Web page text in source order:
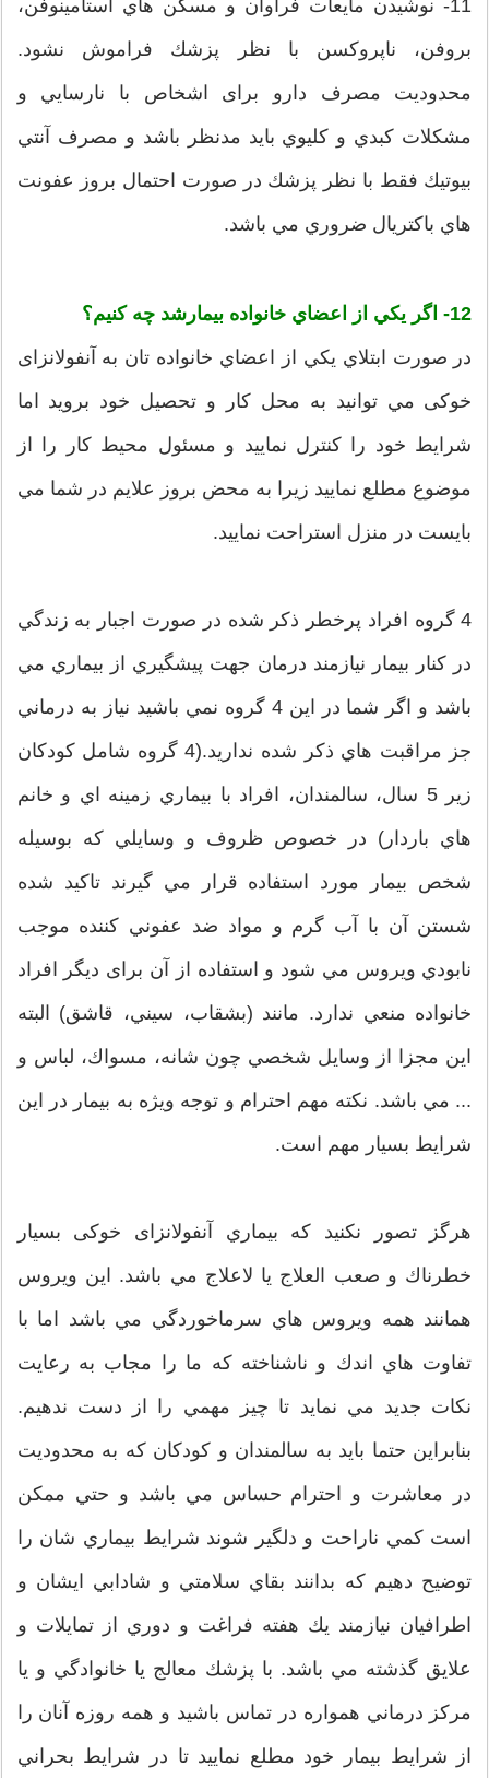
11- نوشيدن مايعات فراوان و مسكن هاي استامينوفن،
بروفن، ناپروكسن با نظر پزشك فراموش نشود.
محدودیت مصرف دارو برای اشخاص با نارسايي و
مشكلات كبدي و كليوي بايد مدنظر باشد و مصرف آنتي
بيوتيك فقط با نظر پزشك در صورت احتمال بروز عفونت
هاي باكتريال ضروري مي باشد.
12- اگر يكي از اعضاي خانواده بيمارشد چه كنيم؟
در صورت ابتلاي يكي از اعضاي خانواده تان به آنفولانزای
خوکی مي توانيد به محل كار و تحصيل خود برويد اما
شرايط خود را كنترل نماييد و مسئول محيط كار را از
موضوع مطلع نماييد زيرا به محض بروز علايم در شما مي
بايست در منزل استراحت نماييد.
4 گروه افراد پرخطر ذكر شده در صورت اجبار به زندگي
در كنار بيمار نيازمند درمان جهت پيشگيري از بيماري مي
باشد و اگر شما در اين 4 گروه نمي باشيد نياز به درماني
جز مراقبت هاي ذكر شده نداريد.(4 گروه شامل كودكان
زير 5 سال، سالمندان، افراد با بيماري زمينه اي و خانم
هاي باردار) در خصوص ظروف و وسايلي كه بوسيله
شخص بيمار مورد استفاده قرار مي گيرند تاكيد شده
شستن آن با آب گرم و مواد ضد عفوني كننده موجب
نابودي ويروس مي شود و استفاده از آن برای ديگر افراد
خانواده منعي ندارد. مانند (بشقاب، سيني، قاشق) البته
اين مجزا از وسايل شخصي چون شانه، مسواك، لباس و
... مي باشد. نكته مهم احترام و توجه ويژه به بيمار در اين
شرايط بسيار مهم است.
هرگز تصور نكنيد كه بيماري آنفولانزای خوکی بسيار
خطرناك و صعب العلاج يا لاعلاج مي باشد. اين ويروس
همانند همه ويروس هاي سرماخوردگي مي باشد اما با
تفاوت هاي اندك و ناشناخته كه ما را مجاب به رعايت
نكات جديد مي نمايد تا چيز مهمي را از دست ندهيم.
بنابراين حتما بايد به سالمندان و كودكان كه به محدوديت
در معاشرت و احترام حساس مي باشد و حتي ممكن
است كمي ناراحت و دلگير شوند شرايط بيماري شان را
توضيح دهيم كه بدانند بقاي سلامتي و شادابي ایشان و
اطرافیان نيازمند يك هفته فراغت و دوري از تمايلات و
علايق گذشته مي باشد. با پزشك معالج يا خانوادگي و يا
مركز درماني همواره در تماس باشيد و همه روزه آنان را
از شرايط بيمار خود مطلع نماييد تا در شرايط بحراني